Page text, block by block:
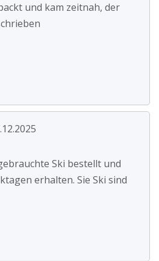
und kam zeitnah, der
Ski bestellt und
erhalten. Sie Ski sind